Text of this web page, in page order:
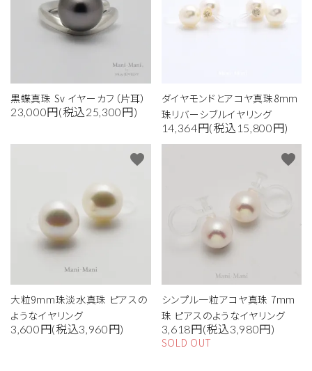
黒蝶真珠 Sv イヤーカフ（片耳）
23,000円(税込25,300円)
ダイヤモンドとアコヤ真珠8mm
珠リバーシブルイヤリング
14,364円(税込15,800円)
大粒9mm珠淡水真珠 ピアスの
ようなイヤリング
3,600円(税込3,960円)
favorite
シンプル一粒アコヤ真珠 7mm
珠 ピアスのようなイヤリング
3,618円(税込3,980円)
SOLD OUT
favorite